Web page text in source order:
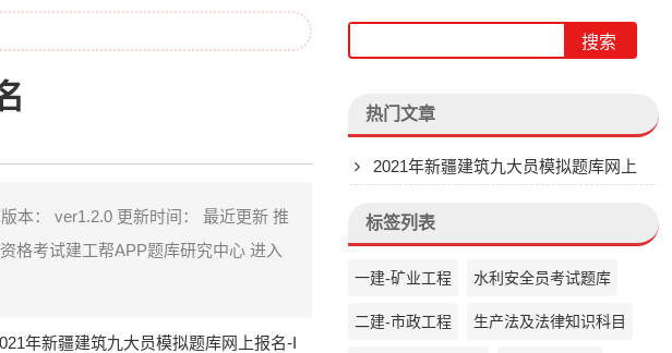
本： ver1.2.0 更新时间： 最近更新 推
考试建工帮APP题库研究中心 进入
年新疆建筑九大员模拟题库网上报名-I
热门文章
2021年新疆建筑九大员模拟题库网上
标签列表
一建-矿业工程 水利安全员考试题库
二建-市政工程 生产法及法律知识科目